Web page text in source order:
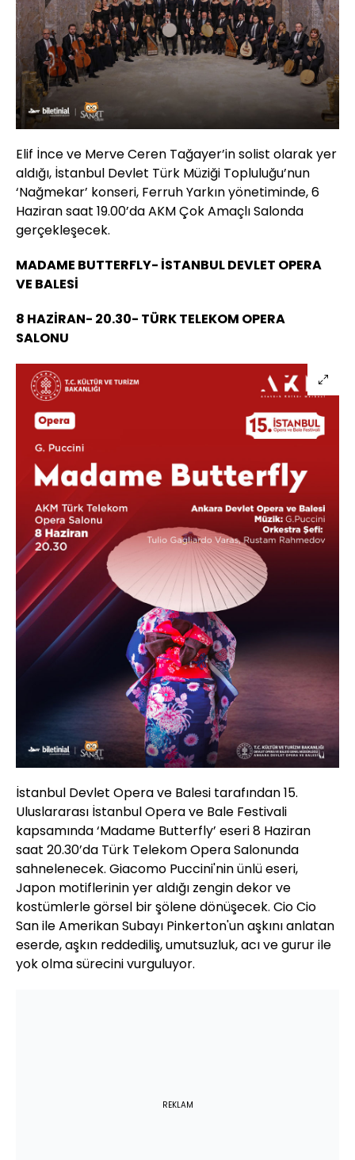
Elif İnce ve Merve Ceren Tağayer’in solist olarak yer
aldığı, İstanbul Devlet Türk Müziği Topluluğu’nun
‘Nağmekar’ konseri, Ferruh Yarkın yönetiminde, 6
Haziran saat 19.00’da AKM Çok Amaçlı Salonda
gerçekleşecek.
MADAME BUTTERFLY- İSTANBUL DEVLET OPERA
VE BALESİ
8 HAZİRAN- 20.30- TÜRK TELEKOM OPERA
SALONU
İstanbul Devlet Opera ve Balesi tarafından 15.
Uluslararası İstanbul Opera ve Bale Festivali
kapsamında ‘Madame Butterfly’ eseri 8 Haziran
saat 20.30’da Türk Telekom Opera Salonunda
sahnelenecek. Giacomo Puccini'nin ünlü eseri,
Japon motiflerinin yer aldığı zengin dekor ve
kostümlerle görsel bir şölene dönüşecek. Cio Cio
San ile Amerikan Subayı Pinkerton'un aşkını anlatan
eserde, aşkın reddediliş, umutsuzluk, acı ve gurur ile
yok olma sürecini vurguluyor.
REKLAM